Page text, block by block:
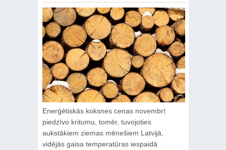
Enerģētiskās koksnes cenas novembrī
piedzīvo kritumu, tomēr, tuvojoties
aukstākiem ziemas mēnešiem Latvijā,
vidējās gaisa temperatūras iespaidā